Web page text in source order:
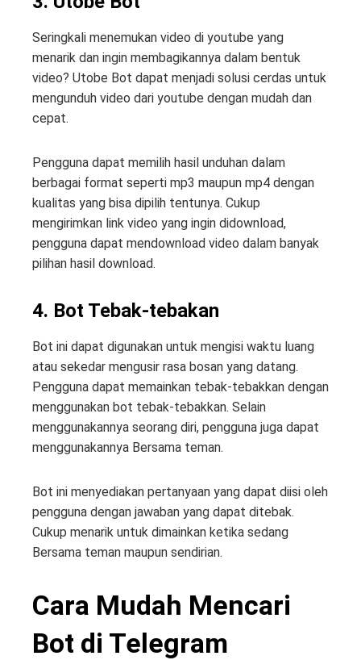
Seringkali menemukan video di youtube yang
menarik dan ingin membagikannya dalam bentuk
video? Utobe Bot dapat menjadi solusi cerdas untuk
mengunduh video dari youtube dengan mudah dan
cepat.
Pengguna dapat memilih hasil unduhan dalam
berbagai format seperti mp3 maupun mp4 dengan
kualitas yang bisa dipilih tentunya. Cukup
mengirimkan link video yang ingin didownload,
pengguna dapat mendownload video dalam banyak
pilihan hasil download.
4. Bot Tebak-tebakan
Bot ini dapat digunakan untuk mengisi waktu luang
atau sekedar mengusir rasa bosan yang datang.
Pengguna dapat memainkan tebak-tebakkan dengan
menggunakan bot tebak-tebakkan. Selain
menggunakannya seorang diri, pengguna juga dapat
menggunakannya Bersama teman.
Bot ini menyediakan pertanyaan yang dapat diisi oleh
pengguna dengan jawaban yang dapat ditebak.
Cukup menarik untuk dimainkan ketika sedang
Bersama teman maupun sendirian.
Cara Mudah Mencari
Bot di Telegram